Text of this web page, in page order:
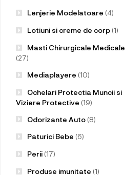
Lenjerie Modelatoare (4)
Lotiuni si creme de corp(1)
Masti Chirurgicale Medicale
(27)
Mediaplayere (10)
Ochelari Protectia Muncii si
Viziere Protective (19)
Odorizante Auto(8)
Paturici Bebe (6)
Perii(17)
Produse imunitate (1)